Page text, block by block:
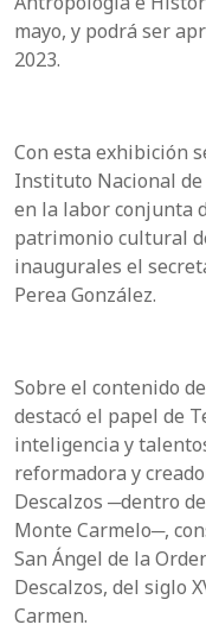
mayo, y podrá ser
2023.
Con esta exhibición
Instituto Nacional
en la labor conjunta
patrimonio cultural
inaugurales el
Perea González.
Sobre el contenido
destacó el papel de
inteligencia y
reformadora y
Descalzos ─dentro
Monte Carmelo─,
San Ángel de la
Descalzos, del siglo
Carmen.